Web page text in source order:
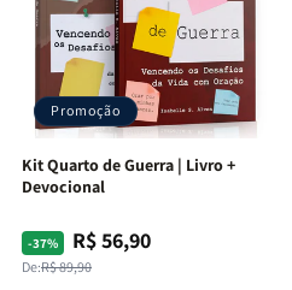
Promoção
Kit Quarto de Guerra | Livro +
Devocional
-37%
Preço
normal
De:R$ 89,90
Preço
promocional
R$ 56,90